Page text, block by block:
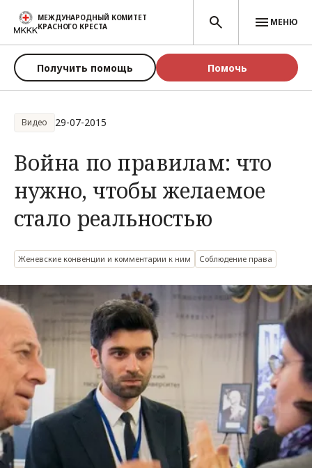
Перейти к основному содержанию
МЕЖДУНАРОДНЫЙ КОМИТЕТ
КРАСНОГО КРЕСТА
МЕНЮ
Получить помощь Помочь
Видео 29-07-2015
Война по правилам: что
нужно, чтобы желаемое
стало реальностью
Женевские конвенции и комментарии к ним Соблюдение права